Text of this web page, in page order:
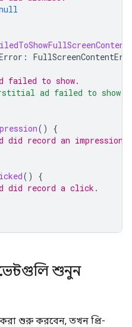
:
to show.
ad failed to show:
()
{
record an impression.
()
{
record a click.
শুনুন
শুরু করবেন, তখন প্রি-